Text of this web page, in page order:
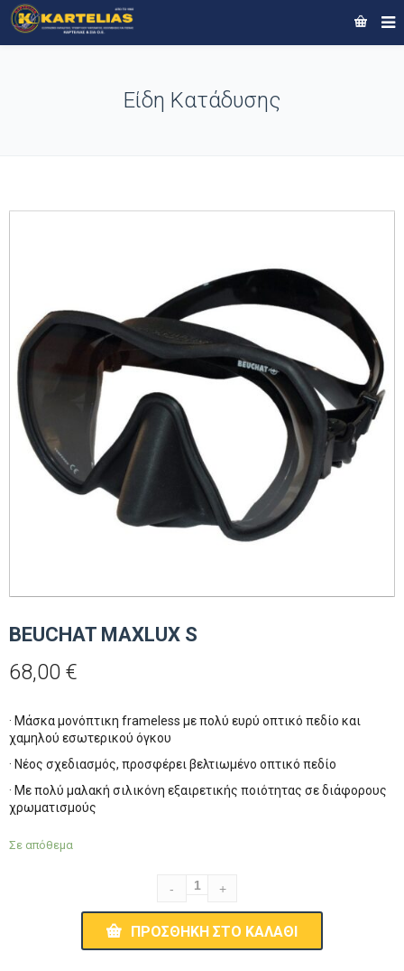
Είδη Κατάδυσης
BEUCHAT MAXLUX S
68,00 €
· Μάσκα μονόπτικη frameless με πολύ ευρύ οπτικό πεδίο και
χαμηλού εσωτερικού όγκου
· Νέος σχεδιασμός, προσφέρει βελτιωμένο οπτικό πεδίο
· Mε πολύ μαλακή σιλικόνη εξαιρετικής ποιότητας σε διάφορους
χρωματισμούς
Σε απόθεμα
ΠΡΟΣΘΉΚΗ ΣΤΟ ΚΑΛΆΘΙ